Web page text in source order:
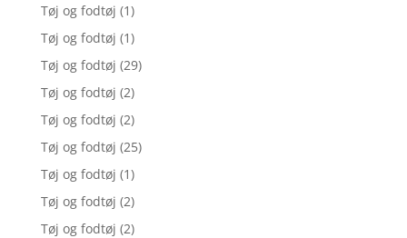
Tøj og fodtøj (1)
Tøj og fodtøj (1)
Tøj og fodtøj (29)
Tøj og fodtøj (2)
Tøj og fodtøj (2)
Tøj og fodtøj (25)
Tøj og fodtøj (1)
Tøj og fodtøj (2)
Tøj og fodtøj (2)